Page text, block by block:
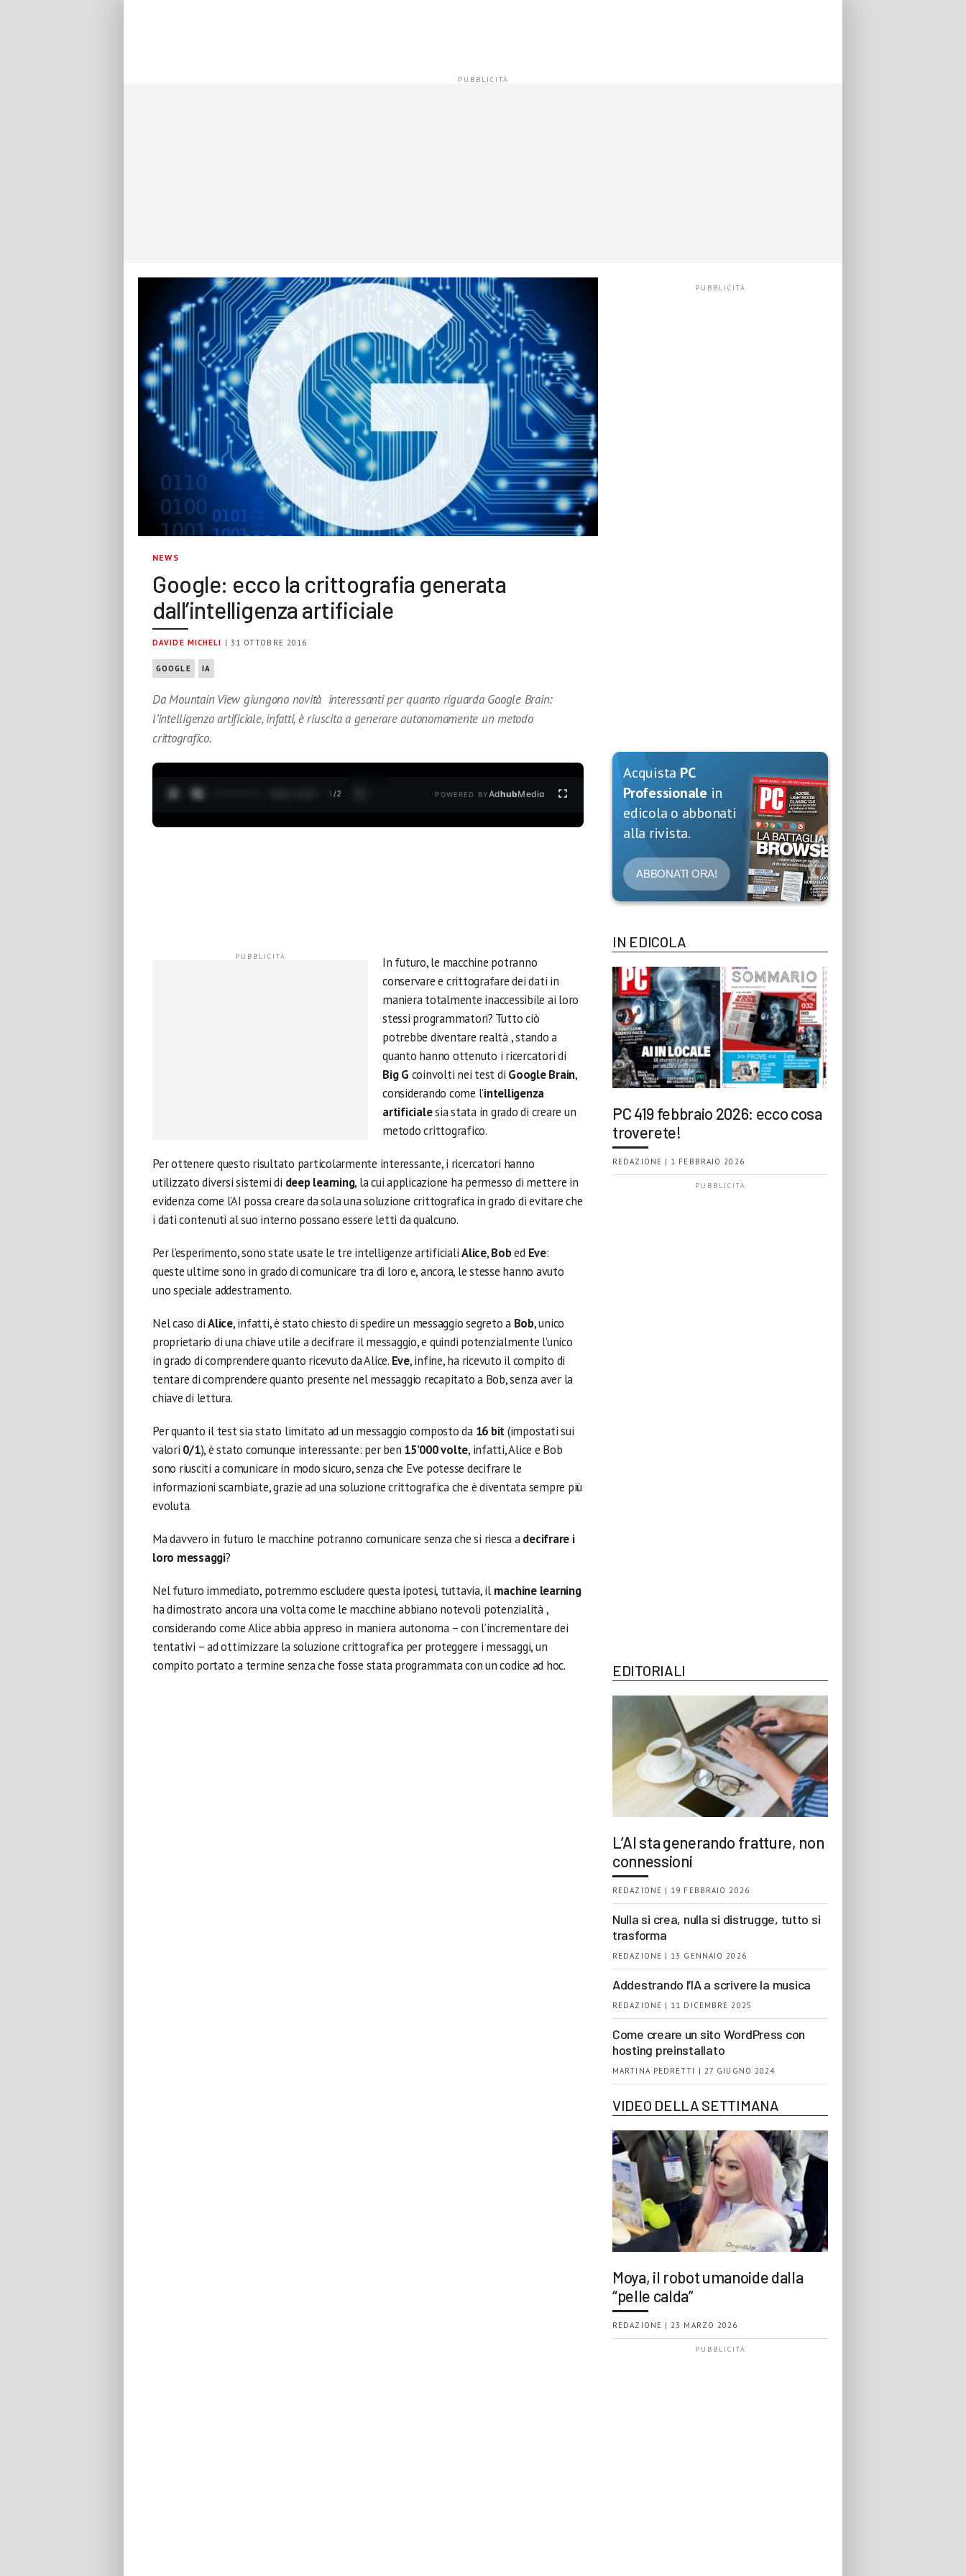
NEWS
Google: ecco la crittografia generata
dall’intelligenza artificiale
DAVIDE MICHELI | 31 OTTOBRE 2016
GOOGLE IA
Da Mountain View giungono novità interessanti per quanto riguarda Google Brain:
l’intelligenza artificiale, infatti, è riuscita a generare autonomamente un metodo
crittografico.
1 /2 POWERED BYAdhubMedia
In futuro, le macchine potranno
conservare e crittografare dei dati in
maniera totalmente inaccessibile ai loro
stessi programmatori? Tutto ciò
potrebbe diventare realtà , stando a
quanto hanno ottenuto i ricercatori di
Big G coinvolti nei test di Google Brain,
considerando come l’intelligenza
artificialesia stata in grado di creare un
metodo crittografico.
Per ottenere questo risultato particolarmente interessante, i ricercatori hanno
utilizzato diversi sistemi di deep learning, la cui applicazione ha permesso di mettere in
evidenza come l’AI possa creare da sola una soluzione crittografica in grado di evitare che
i dati contenuti al suo interno possano essere letti da qualcuno.
Per l’esperimento, sono state usate le tre intelligenze artificialiAlice,Bobed Eve:
queste ultime sono in grado di comunicare tra di loro e, ancora, le stesse hanno avuto
uno speciale addestramento.
Nel caso diAlice, infatti, è stato chiesto di spedire un messaggio segreto a Bob, unico
proprietario di una chiave utile a decifrare il messaggio, e quindi potenzialmente l’unico
in grado di comprendere quanto ricevuto da Alice. Eve, infine, ha ricevuto il compito di
tentare di comprendere quanto presente nel messaggio recapitato a Bob, senza aver la
chiave di lettura.
Per quanto il test sia stato limitato ad un messaggio composto da 16 bit(impostati sui
valori 0/1), è stato comunque interessante: per ben 15’000 volte, infatti, Alice e Bob
sono riusciti a comunicare in modo sicuro, senza che Eve potesse decifrare le
informazioni scambiate, grazie ad una soluzione crittografica che è diventata sempre più
evoluta.
Ma davvero in futuro le macchine potranno comunicare senza che si riesca adecifrare i
loro messaggi?
Nel futuro immediato, potremmo escludere questa ipotesi, tuttavia, il machine learning
ha dimostrato ancora una volta come le macchine abbiano notevoli potenzialità ,
considerando come Alice abbia appreso in maniera autonoma – con l’incrementare dei
tentativi – ad ottimizzare la soluzione crittografica per proteggere i messaggi, un
compito portato a termine senza che fosse stata programmata con un codice ad hoc.
Acquista PC
Professionale in
edicola o abbonati
alla rivista.
ABBONATI ORA!
IN EDICOLA
PC 419 febbraio 2026: ecco cosa
troverete!
REDAZIONE | 1 FEBBRAIO 2026
EDITORIALI
L’AI sta generando fratture, non
connessioni
REDAZIONE | 19 FEBBRAIO 2026
Nulla si crea, nulla si distrugge, tutto si
trasforma
REDAZIONE | 13 GENNAIO 2026
Addestrando l’IA a scrivere la musica
REDAZIONE | 11 DICEMBRE 2025
Come creare un sito WordPress con
hosting preinstallato
MARTINA PEDRETTI | 27 GIUGNO 2024
VIDEO DELLA SETTIMANA
Moya, il robot umanoide dalla
“pelle calda”
REDAZIONE | 23 MARZO 2026